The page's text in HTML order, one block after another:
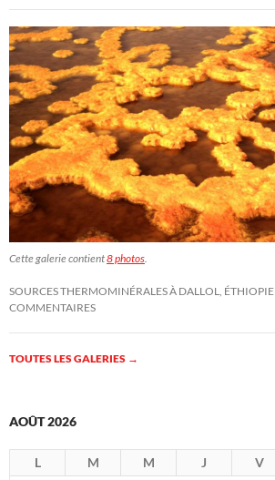
Cette galerie contient8 photos.
SOURCES THERMOMINÉRALES À DALLOL, ÉTHIOPIE
COMMENTAIRES
TOUTES LES GALERIES →
AOÛT 2026
L M M J V